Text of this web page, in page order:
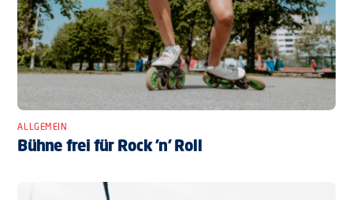
ALLGEMEIN
Bühne frei für Rock ’n’ Roll